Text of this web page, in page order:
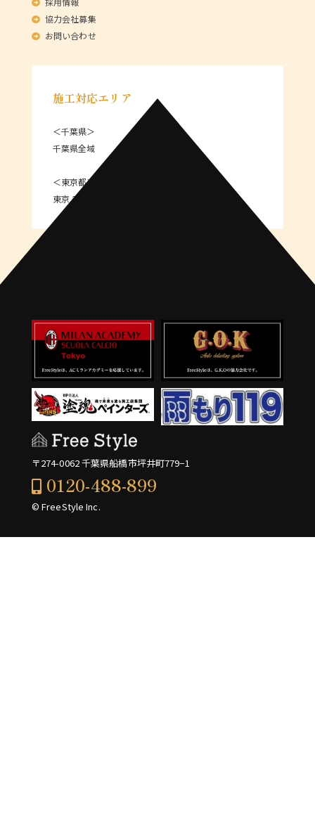
協力会社募集
お問い合わせ
施工対応エリア
＜千葉県＞
千葉県全域
＜東京都＞
東京 23区
〒274-0062 千葉県船橋市坪井町779−1
0120-488-899
© FreeStyle Inc.